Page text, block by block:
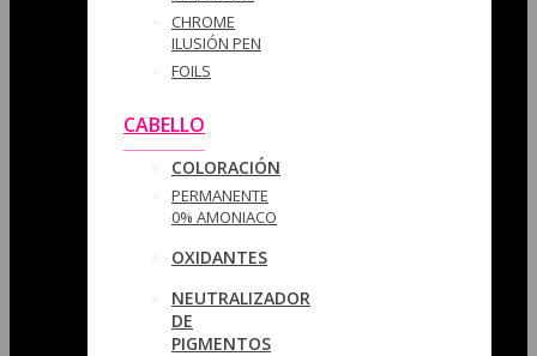
CHROME
ILUSIÓN PEN
FOILS
CABELLO
COLORACIÓN
PERMANENTE
0% AMONIACO
OXIDANTES
NEUTRALIZADOR
DE
PIGMENTOS